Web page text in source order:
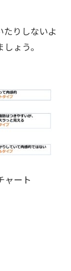
たりしないよ
ょう。
ャート